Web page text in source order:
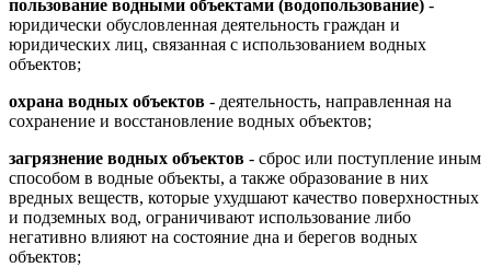
пользование водными объектами (водопользование) -
юридически обусловленная деятельность граждан и
юридических лиц, связанная с использованием водных
объектов;
охрана водных объектов - деятельность, направленная на
сохранение и восстановление водных объектов;
загрязнение водных объектов - сброс или поступление иным
способом в водные объекты, а также образование в них
вредных веществ, которые ухудшают качество поверхностных
и подземных вод, ограничивают использование либо
негативно влияют на состояние дна и берегов водных
объектов;